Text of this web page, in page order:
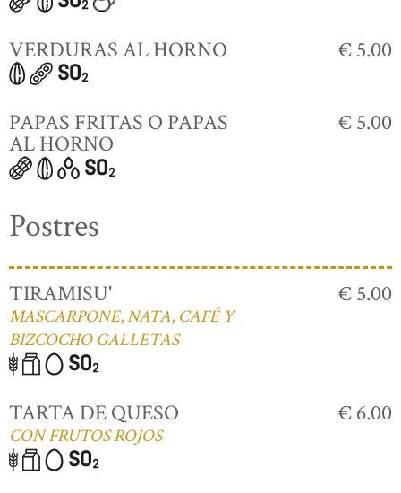
VERDURAS AL HORNO € 5.00
PAPAS FRITAS O PAPAS
AL HORNO
€ 5.00
Postres
TIRAMISU'
MASCARPONE, NATA, CAFÉ Y
BIZCOCHO GALLETAS
€ 5.00
TARTA DE QUESO
CON FRUTOS ROJOS
€ 6.00